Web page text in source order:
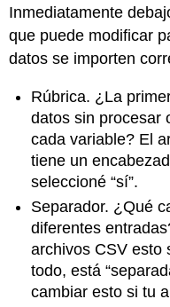
Inmediatamente
que puede modificar
datos se importen
Rúbrica. ¿La
datos sin procesar
cada variable? El
tiene un
seleccioné “sí”.
Separador. ¿Qué
diferentes
archivos CSV esto
todo, está
cambiar esto si tu